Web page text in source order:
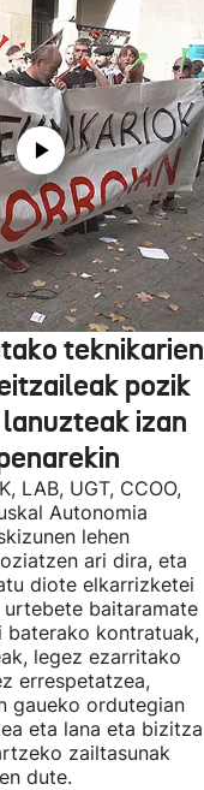
teknikarien
pozik
izan
LAB, UGT, CCOO,
Autonomia
lehen
ari dira, eta
diote elkarrizketei
baitaramate
baterako kontratuak,
legez ezarritako
errespetatzea,
gaueko ordutegian
eta lana eta bizitza
zailtasunak
dute.